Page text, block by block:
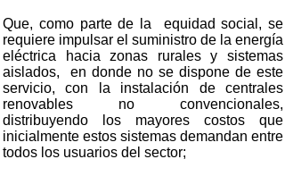
Que, como parte de la equidad social, se
requiere impulsar el suministro de la energía
eléctrica hacia zonas rurales y sistemas
aislados, en donde no se dispone de este
servicio, con la instalación de centrales
renovables no convencionales,
distribuyendo los mayores costos que
inicialmente estos sistemas demandan entre
todos los usuarios del sector;